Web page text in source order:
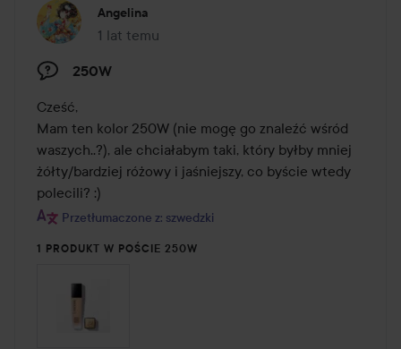
Angelina
1 lat temu
Post został utworzony 1 lat temu
250W
Cześć,
Mam ten kolor 250W (nie mogę go znaleźć wśród
waszych..?), ale chciałabym taki, który byłby mniej
żółty/bardziej różowy i jaśniejszy, co byście wtedy
polecili? :)
Przetłumaczone z: szwedzki
1 PRODUKT W POŚCIE 250W